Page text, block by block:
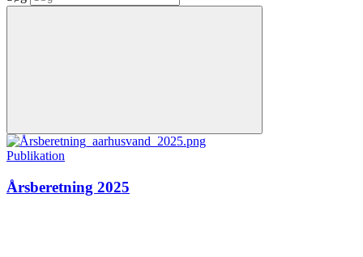
Publikation
Årsberetning 2025